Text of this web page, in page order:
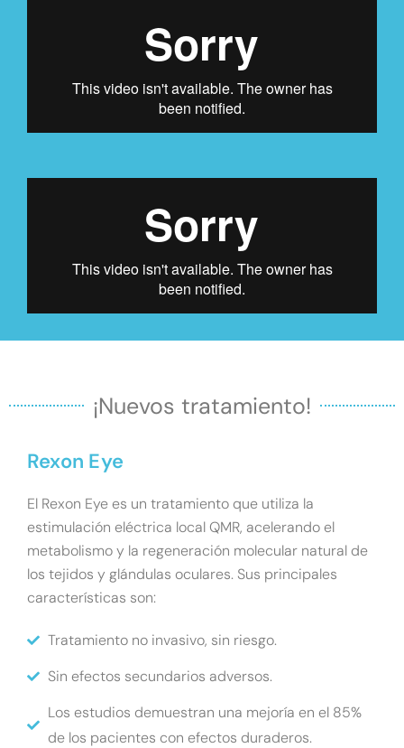
¡Nuevos tratamiento!
Rexon Eye
El Rexon Eye es un tratamiento que utiliza la
estimulación eléctrica local QMR, acelerando el
metabolismo y la regeneración molecular natural de
los tejidos y glándulas oculares. Sus principales
características son:
Tratamiento no invasivo, sin riesgo.
Sin efectos secundarios adversos.
Los estudios demuestran una mejoría en el 85%
de los pacientes con efectos duraderos.